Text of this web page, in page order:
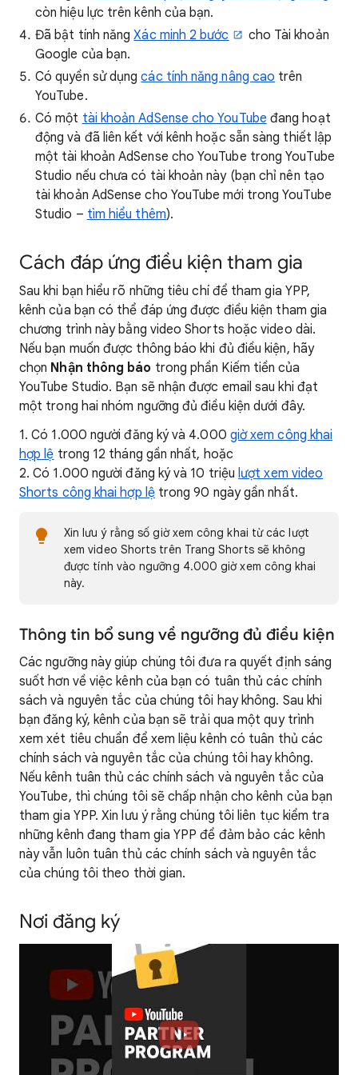
còn hiệu lực trên kênh của bạn.
Đã bật tính năngXác minh 2 bước
cho Tài khoản
Google của bạn.
Có quyền sử dụngcác tính năng nâng cao trên
YouTube.
Có một tài khoản AdSense cho YouTube đang hoạt
động và đã liên kết với kênh hoặc sẵn sàng thiết lập
một tài khoản AdSense cho YouTube trong YouTube
Studio nếu chưa có tài khoản này (bạn chỉ nên tạo
tài khoản AdSense cho YouTube mới trong YouTube
Studio – tìm hiểu thêm).
Cách đáp ứng điều kiện tham gia
Sau khi bạn hiểu rõ những tiêu chí để tham gia YPP,
kênh của bạn có thể đáp ứng được điều kiện tham gia
chương trình này bằng video Shorts hoặc video dài.
Nếu bạn muốn được thông báo khi đủ điều kiện, hãy
chọn Nhận thông báo trong phần Kiếm tiền của
YouTube Studio. Bạn sẽ nhận được email sau khi đạt
một trong hai nhóm ngưỡng đủ điều kiện dưới đây.
1. Có 1.000 người đăng ký và 4.000 giờ xem công khai
hợp lệ trong 12 tháng gần nhất, hoặc
2. Có 1.000 người đăng ký và 10 triệulượt xem video
Shorts công khai hợp lệtrong 90 ngày gần nhất.
Xin lưu ý rằng số giờ xem công khai từ các lượt
xem video Shorts trên Trang Shorts sẽ không
được tính vào ngưỡng 4.000 giờ xem công khai
này.
Thông tin bổ sung về ngưỡng đủ điều kiện
Các ngưỡng này giúp chúng tôi đưa ra quyết định sáng
suốt hơn về việc kênh của bạn có tuân thủ các chính
sách và nguyên tắc của chúng tôi hay không. Sau khi
bạn đăng ký, kênh của bạn sẽ trải qua một quy trình
xem xét tiêu chuẩn để xem liệu kênh có tuân thủ các
chính sách và nguyên tắc của chúng tôi hay không.
Nếu kênh tuân thủ các chính sách và nguyên tắc của
YouTube, thì chúng tôi sẽ chấp nhận cho kênh của bạn
tham gia YPP. Xin lưu ý rằng chúng tôi liên tục kiểm tra
những kênh đang tham gia YPP để đảm bảo các kênh
này vẫn luôn tuân thủ các chính sách và nguyên tắc
của chúng tôi theo thời gian.
Nơi đăng ký